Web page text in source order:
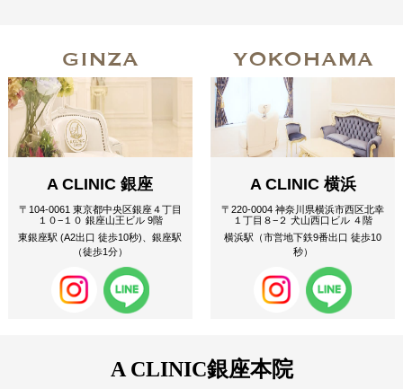
GINZA
A CLINIC 銀座
〒104-0061 東京都中央区銀座４丁目
１０−１０ 銀座山王ビル 9階
東銀座駅 (A2出口 徒歩10秒)、銀座駅
（徒歩1分）
YOKOHAMA
A CLINIC 横浜
〒220-0004 神奈川県横浜市西区北幸
１丁目８−２ 犬山西口ビル ４階
横浜駅（市営地下鉄9番出口 徒歩10
秒）
A CLINIC銀座本院